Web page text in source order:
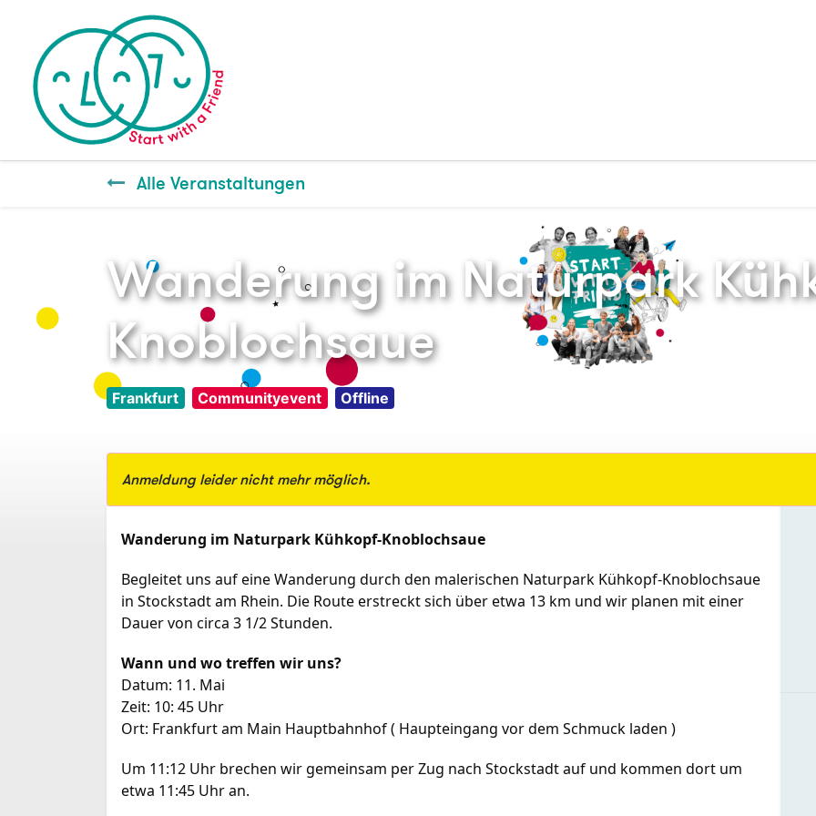
Alle Veranstaltungen
Wanderung im Naturpark
Knoblochsaue
Frankfurt Communityevent Offline
Anmeldung leider nicht mehr möglich.
Wanderung im Naturpark Kühkopf-Knoblochsaue
Begleitet uns auf eine Wanderung durch den malerischen Naturpark Kühkopf-Knoblochsaue
in Stockstadt am Rhein. Die Route erstreckt sich über etwa 13 km und wir planen mit einer
Dauer von circa 3 1/2 Stunden.
Wann und wo treffen wir uns?
Datum: 11. Mai
Zeit: 10: 45 Uhr
Ort: Frankfurt am Main Hauptbahnhof ( Haupteingang vor dem Schmuck laden )
Um 11:12 Uhr brechen wir gemeinsam per Zug nach Stockstadt auf und kommen dort um
etwa 11:45 Uhr an.